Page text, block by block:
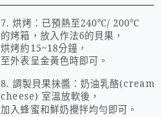
7. 烘烤：已預熱至240℃/ 200℃
的烤箱，放入作法6的貝果，
烘烤約15~18分鐘，
至外表呈金黃色時即可。
8. 調製貝果抹醬：奶油乳酪(cream
cheese) 室溫放軟後，
加入蜂蜜和鮮奶攪拌均勻即可。